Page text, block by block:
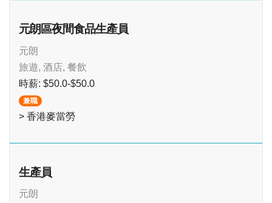
元朗區夜間食品生產員
元朗
旅遊, 酒店, 餐飲
時薪: $50.0-$50.0
兼職
> 香港麥當勞
生產員
元朗